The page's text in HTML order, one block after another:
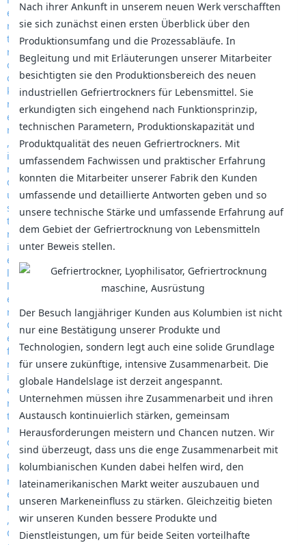
Nach ihrer Ankunft in unserem neuen Werk verschafften
sie sich zunächst einen ersten Überblick über den
Produktionsumfang und die Prozessabläufe. In
Begleitung und mit Erläuterungen unserer Mitarbeiter
besichtigten sie den Produktionsbereich des neuen
industriellen Gefriertrockners für Lebensmittel. Sie
erkundigten sich eingehend nach Funktionsprinzip,
technischen Parametern, Produktionskapazität und
Produktqualität des neuen Gefriertrockners. Mit
umfassendem Fachwissen und praktischer Erfahrung
konnten die Mitarbeiter unserer Fabrik den Kunden
umfassende und detaillierte Antworten geben und so
unsere technische Stärke und umfassende Erfahrung auf
dem Gebiet der Gefriertrocknung von Lebensmitteln
unter Beweis stellen.
Der Besuch langjähriger Kunden aus Kolumbien ist nicht
nur eine Bestätigung unserer Produkte und
Technologien, sondern legt auch eine solide Grundlage
für unsere zukünftige, intensive Zusammenarbeit. Die
globale Handelslage ist derzeit angespannt.
Unternehmen müssen ihre Zusammenarbeit und ihren
Austausch kontinuierlich stärken, gemeinsam
Herausforderungen meistern und Chancen nutzen. Wir
sind überzeugt, dass uns die enge Zusammenarbeit mit
kolumbianischen Kunden dabei helfen wird, den
lateinamerikanischen Markt weiter auszubauen und
unseren Markeneinfluss zu stärken. Gleichzeitig bieten
wir unseren Kunden bessere Produkte und
Dienstleistungen, um für beide Seiten vorteilhafte